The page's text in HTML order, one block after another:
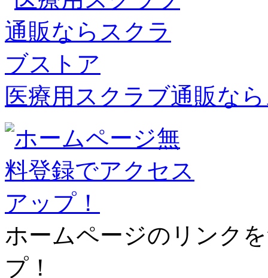
医療用スクラブ通販な
ホームページのリンク
プ！